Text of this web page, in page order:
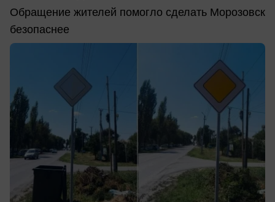
Обращение жителей помогло сделать Морозовск
безопаснее